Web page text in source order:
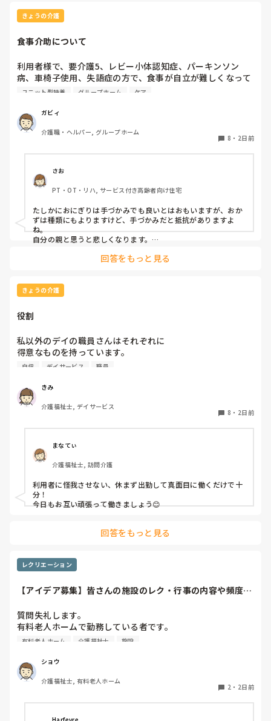
きょうの介護
食事介助について
利用者様で、要介護5、レビー小体認知症、パーキンソン
病、車椅子使用、失語症の方で、食事が自立が難しくなって
来ました。ご飯を、おにぎりにして、ご自分で手づかみで食
す。食べられる時とスプーンを使っても難しい時がありま
す。おかずも、おにぎり同様、手づかみでたべてもらってる
時があるのですが、難しい時は、職員が介助しています。ご
かずの手づかみは、どうかなと思うのですが、皆さんはどう
思われますか？私は、自分の母親が手づかみで食べてるのを
見たら、悲しくなります…職員さん、介助して下さいと思っ
てしまいます…
ユニット型特養 グループホーム ケア
ガビィ
介護職・ヘルパー, グループホーム
8 ・ 2日前
さお
PT・OT・リハ, サービス付き高齢者向け住宅
たしかにおにぎりは手づかみでも良いとはおもいますが、おか
ずは種類にもよりますけど、手づかみだと抵抗がありますよ
ね。
自分の親と思うと悲しくなります。
どうなんでしょうか？とろみつけてたりするのを手づかみは抵
回答をもっと見る
きょうの介護
役割
私以外のデイの職員さんはそれぞれに
得意なものを持っています。
介助で言えば、要領よく動けたりと。
今の私を振り返ってみたら…何も持っていないことが虚しく
利用者からは「素直に話聞いてくれる」・「言いやすい・頼
みやすい」
って言われます。
職員から見ての私は？って考えたら答えられる自信がないで
す…
自信 デイサービス 職員
きみ
介護福祉士, デイサービス
8 ・ 2日前
まなてぃ
介護福祉士, 訪問介護
利用者に怪我させない、休まず出勤して真面目に働くだけで十
分！
今日もお互い頑張って働きましょう😊
回答をもっと見る
レクリエーション
【アイデア募集】皆さんの施設のレク・行事の内容や頻度を
質問失礼します。
有料老人ホームで勤務している者です。
のくらいの頻度で行っているのか参考にさせていただきたく
質問いたしました。
うちの施設では現在、以下のような取り組みを行っていま
毎月：「カフェ」と称して少し豪華なおやつとコーヒー・緑
有料老人ホーム 介護福祉士 施設
ショウ
介護福祉士, 有料老人ホーム
2 ・ 2日前